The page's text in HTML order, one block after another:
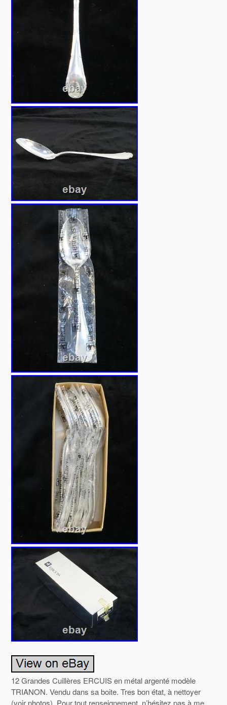
12 Grandes Cuillères ERCUIS en métal argenté modèle
TRIANON. Vendu dans sa boite. Tres bon état, à nettoyer
(voir photos). Pour tout renseignement, n’hésitez pas à me